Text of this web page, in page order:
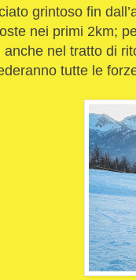
grintoso fin
nei primi 2km;
anche nel tratto di
tutte le